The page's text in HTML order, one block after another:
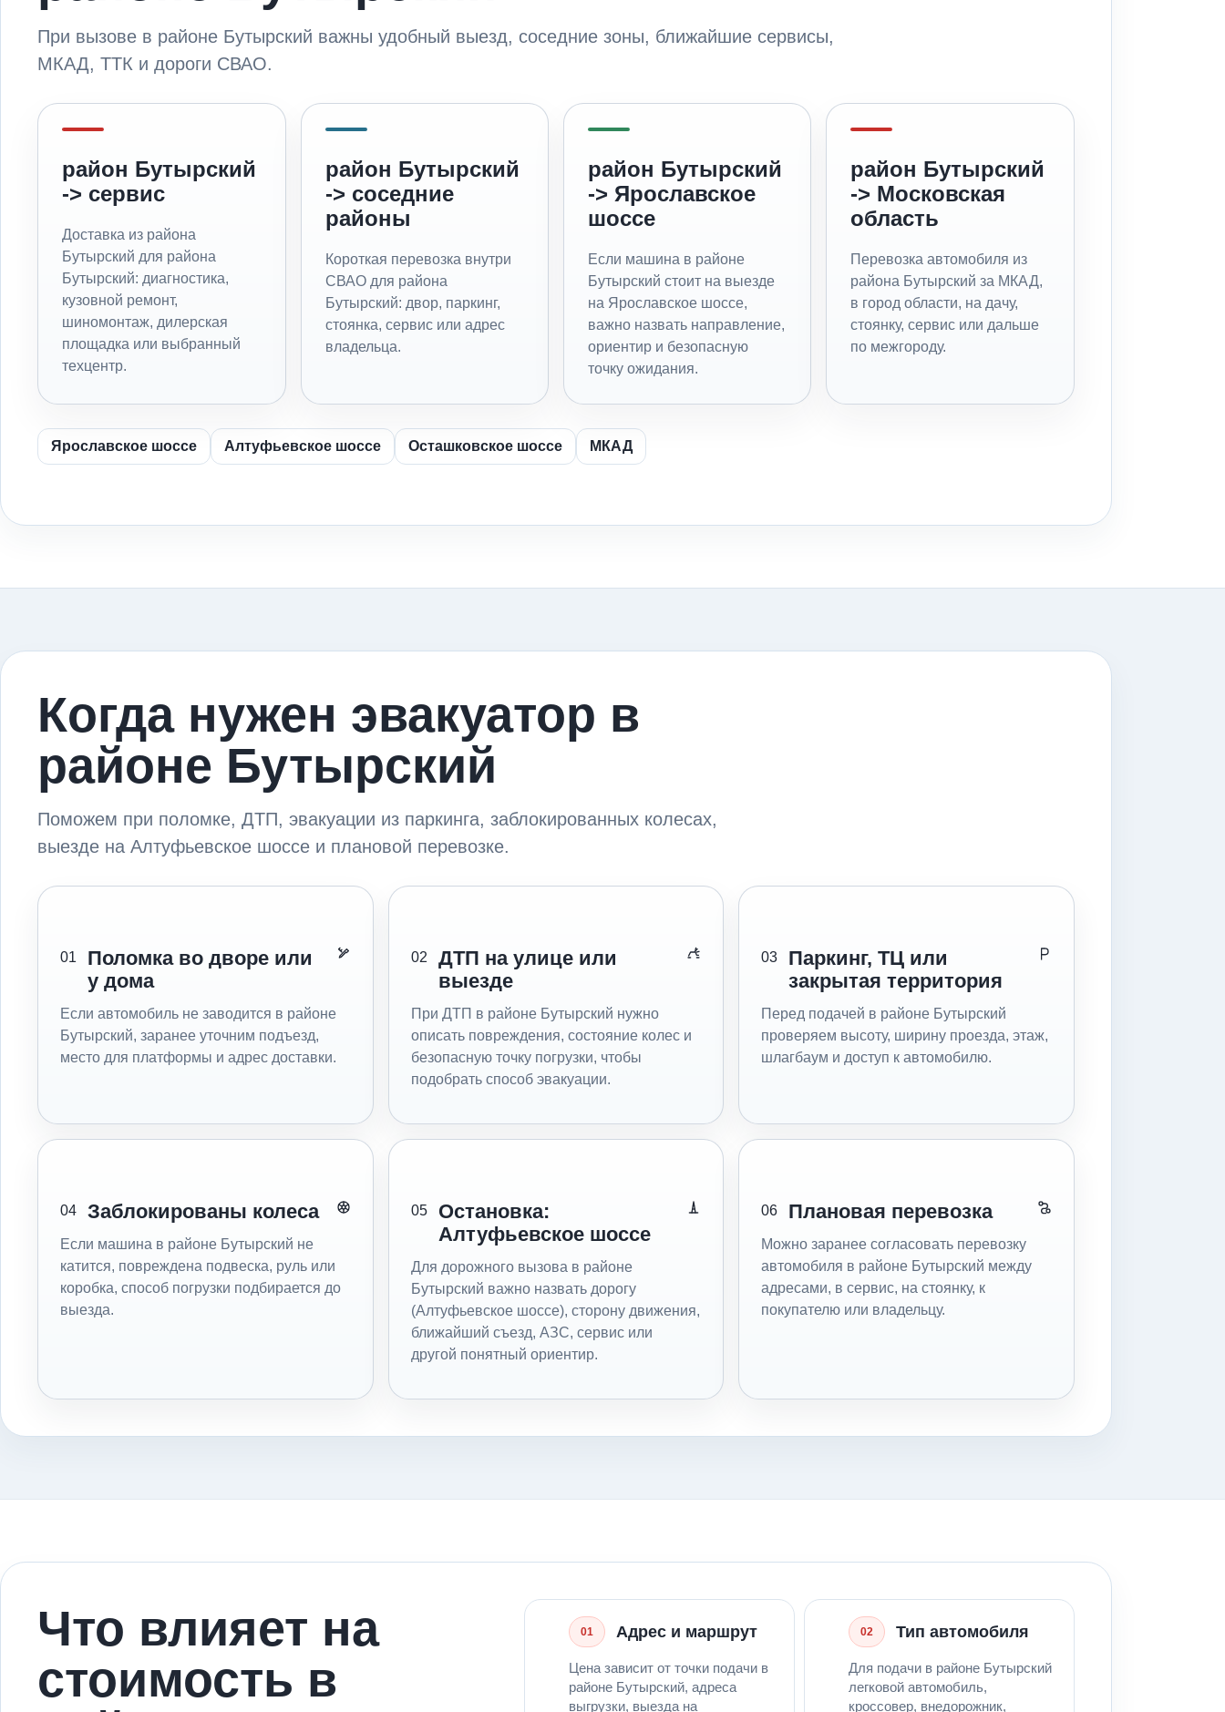
При вызове в районе Бутырский важны удобный выезд, соседние зоны, ближайшие сервисы,
МКАД, ТТК и дороги СВАО.
район Бутырский
-> сервис
Доставка из района
Бутырский для района
Бутырский: диагностика,
кузовной ремонт,
шиномонтаж, дилерская
площадка или выбранный
техцентр.
район Бутырский
-> соседние
районы
Короткая перевозка внутри
СВАО для района
Бутырский: двор, паркинг,
стоянка, сервис или адрес
владельца.
район Бутырский
-> Ярославское
шоссе
Если машина в районе
Бутырский стоит на выезде
на Ярославское шоссе,
важно назвать направление,
ориентир и безопасную
точку ожидания.
район Бутырский
-> Московская
область
Перевозка автомобиля из
района Бутырский за МКАД,
в город области, на дачу,
стоянку, сервис или дальше
по межгороду.
Ярославское шоссе Алтуфьевское шоссе Осташковское шоссе МКАД
Когда нужен эвакуатор в
районе Бутырский
Поможем при поломке, ДТП, эвакуации из паркинга, заблокированных колесах,
выезде на Алтуфьевское шоссе и плановой перевозке.
01
Поломка во дворе или
у дома
Если автомобиль не заводится в районе
Бутырский, заранее уточним подъезд,
место для платформы и адрес доставки.
02
ДТП на улице или
выезде
При ДТП в районе Бутырский нужно
описать повреждения, состояние колес и
безопасную точку погрузки, чтобы
подобрать способ эвакуации.
03
Паркинг, ТЦ или
закрытая территория
Перед подачей в районе Бутырский
проверяем высоту, ширину проезда, этаж,
шлагбаум и доступ к автомобилю.
04 Заблокированы колеса
Если машина в районе Бутырский не
катится, повреждена подвеска, руль или
коробка, способ погрузки подбирается до
выезда.
05
Остановка:
Алтуфьевское шоссе
Для дорожного вызова в районе
Бутырский важно назвать дорогу
(Алтуфьевское шоссе), сторону движения,
ближайший съезд, АЗС, сервис или
другой понятный ориентир.
06 Плановая перевозка
Можно заранее согласовать перевозку
автомобиля в районе Бутырский между
адресами, в сервис, на стоянку, к
покупателю или владельцу.
Что влияет на
стоимость в
01 Адрес и маршрут
Цена зависит от точки подачи в
районе Бутырский, адреса
выгрузки, выезда на
02 Тип автомобиля
Для подачи в районе Бутырский
легковой автомобиль,
кроссовер, внедорожник,